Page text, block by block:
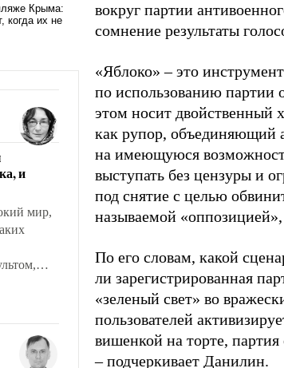
и
мир,
и
под
на себя
вокруг партии
сомнение результаты
«Яблоко» – это
по использованию партии
этом носит двойственный
как рупор, объединяющий
на имеющуюся
выступать без цензуры и
под снятие с целью
называемой
По его словам, какой
ли зарегистрированная
«зеленый свет» во
пользователей
вишенкой на торте,
– подчеркивает Данилин.